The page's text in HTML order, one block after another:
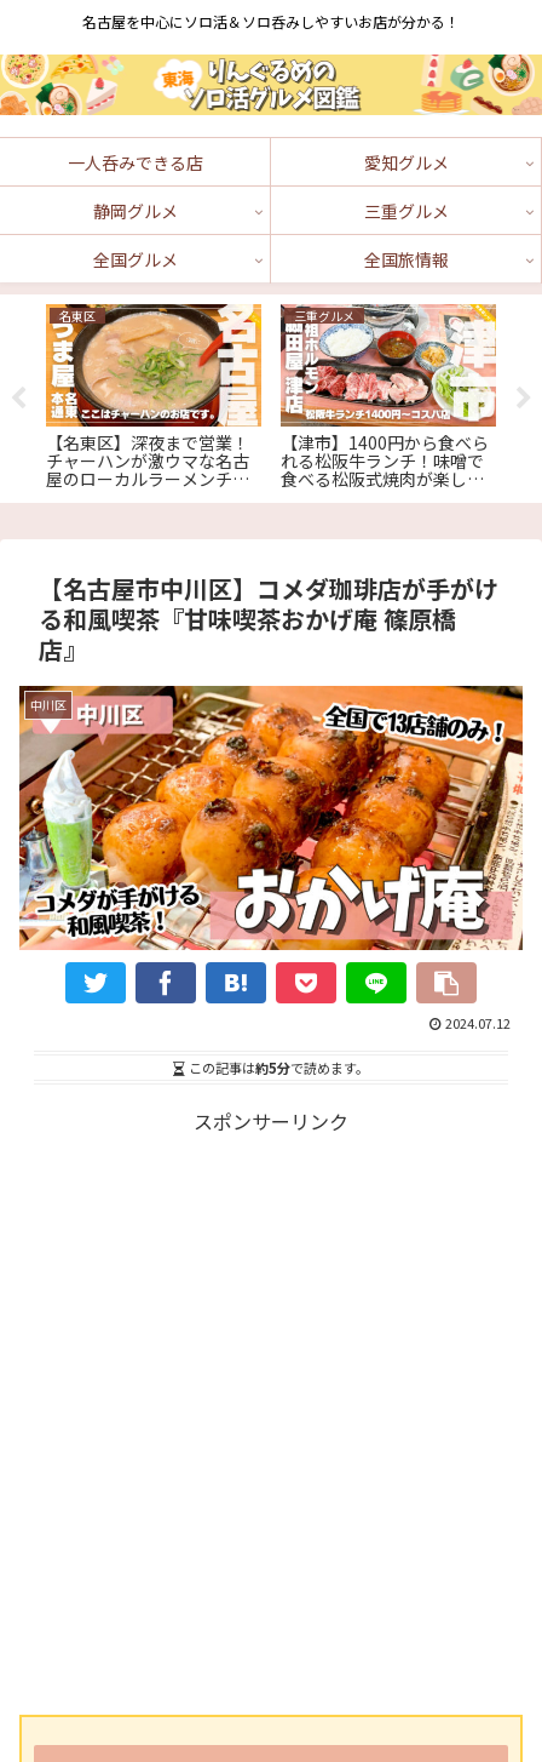
名古屋を中心にソロ活＆ソロ呑みしやすいお店が分かる！
一人呑みできる店
愛知グルメ
静岡グルメ
三重グルメ
全国グルメ
全国旅情報
名東区
【名東区】深夜まで営業！
チャーハンが激ウマな名古
屋のローカルラーメンチェ
三重グルメ
【津市】1400円から食べら
れる松阪牛ランチ！味噌で
食べる松阪式焼肉が楽しめ
【名古屋市中川区】コメダ珈琲店が手がけ
る和風喫茶『甘味喫茶おかげ庵 篠原橋
店』
中川区
2024.07.12
この記事は約5分で読めます。
スポンサーリンク